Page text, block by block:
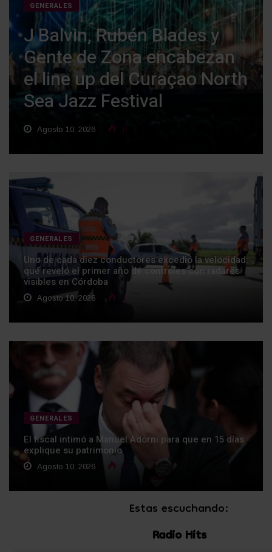
GENERALES
J Balvin, Rubén Blades y
Gente de Zona encabezan
el line up del Curaçao North
Sea Jazz Festival
Agosto 10, 2026 0
GENERALES
Uno de cada diez conductores excedió la velocidad:
qué reveló el primer año de controles con radares
visibles en Córdoba
Agosto 10, 2026
GENERALES
El fiscal intimó a Manuel Adorni para que en 15 días
explique su patrimonio
Agosto 10, 2026 0